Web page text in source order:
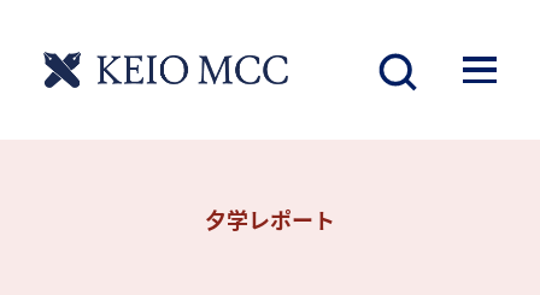
夕学レポート